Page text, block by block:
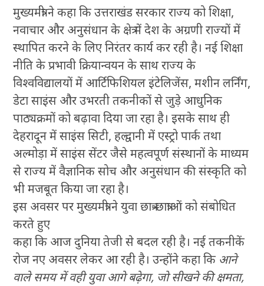
मुख्यमंत्री ने कहा कि उत्तराखंड सरकार राज्य को शिक्षा,
नवाचार और अनुसंधान के क्षेत्र में देश के अग्रणी राज्यों में
स्थापित करने के लिए निरंतर कार्य कर रही है। नई शिक्षा
नीति के प्रभावी क्रियान्वयन के साथ राज्य के
विश्वविद्यालयों में आर्टिफिशियल इंटेलिजेंस, मशीन लर्निंग,
डेटा साइंस और उभरती तकनीकों से जुड़े आधुनिक
पाठ्यक्रमों को बढ़ावा दिया जा रहा है। इसके साथ ही
देहरादून में साइंस सिटी, हल्द्वानी में एस्ट्रो पार्क तथा
अल्मोड़ा में साइंस सेंटर जैसे महत्वपूर्ण संस्थानों के माध्यम
से राज्य में वैज्ञानिक सोच और अनुसंधान की संस्कृति को
भी मजबूत किया जा रहा है।
इस अवसर पर मुख्यमंत्री ने युवा छात्र-छात्राओं को संबोधित
करते हुए
कहा कि आज दुनिया तेजी से बदल रही है। नई तकनीकें
रोज नए अवसर लेकर आ रही है। उन्होंने कहा कि आने
वाले समय में वही युवा आगे बढ़ेगा, जो सीखने की क्षमता,